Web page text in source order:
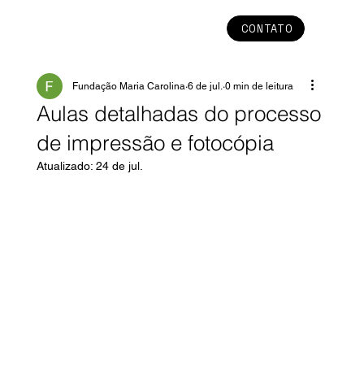
CONTATO
Aulas detalhadas do processo
de impressão e fotocópia
Fundação Maria Carolina 6 de jul. 0 min de leitura
Atualizado: 24 de jul.